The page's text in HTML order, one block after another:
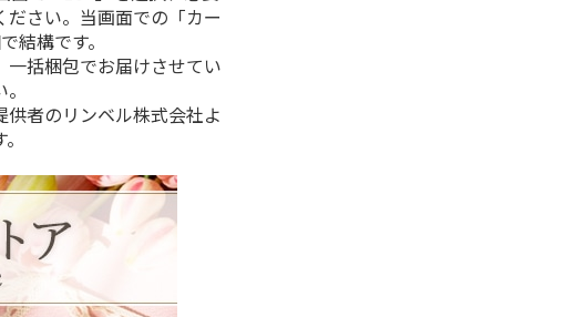
さい。当画面での「カー
結構です。
括梱包でお届けさせてい
者のリンベル株式会社よ